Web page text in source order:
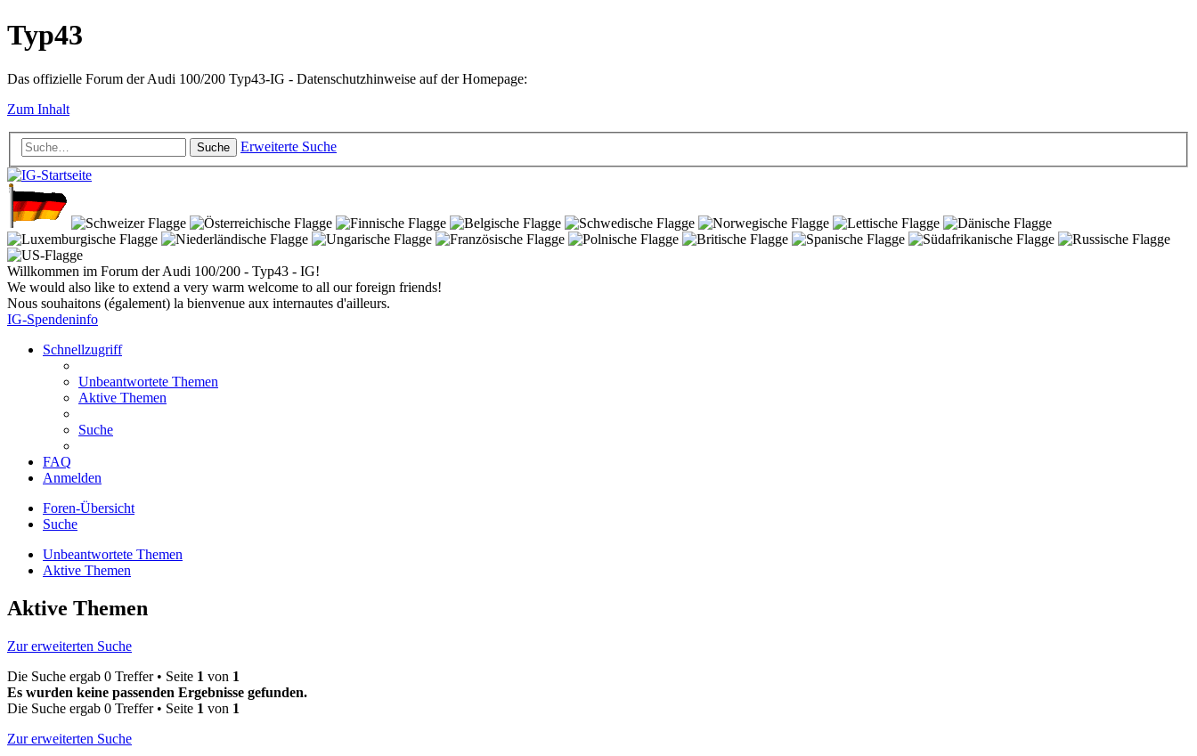
Typ43
Das offizielle Forum der Audi 100/200 Typ43-IG - Datenschutzhinweise auf der Homepage:
Zum Inhalt
Suche Erweiterte Suche
Willkommen im Forum der Audi 100/200 - Typ43 - IG!
We would also like to extend a very warm welcome to all our foreign friends!
Nous souhaitons (également) la bienvenue aux internautes d'ailleurs.
IG-Spendeninfo
Schnellzugriff
Unbeantwortete Themen
Aktive Themen
Suche
FAQ
Anmelden
Foren-Übersicht
Suche
Unbeantwortete Themen
Aktive Themen
Aktive Themen
Zur erweiterten Suche
Die Suche ergab 0 Treffer • Seite 1 von 1
Es wurden keine passenden Ergebnisse gefunden.
Die Suche ergab 0 Treffer • Seite 1 von 1
Zur erweiterten Suche